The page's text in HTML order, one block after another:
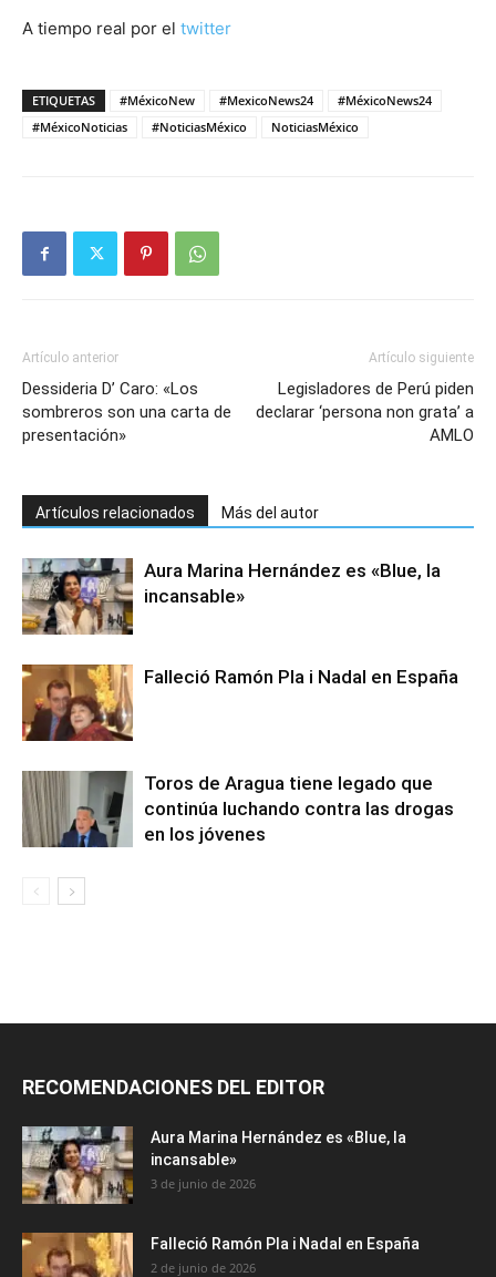
A tiempo real por el twitter
ETIQUETAS #MéxicoNew #MexicoNews24
#MéxicoNews24
#MéxicoNoticias
#NoticiasMéxico NoticiasMéxico
Artículo anterior
Dessideria D’ Caro: «Los
sombreros son una carta de
presentación»
Artículo siguiente
Legisladores de Perú piden
declarar ‘persona non grata’ a
AMLO
Artículos relacionados Más del autor
Aura Marina Hernández es «Blue, la
incansable»
Falleció Ramón Pla i Nadal en España
Toros de Aragua tiene legado que
continúa luchando contra las drogas
en los jóvenes
RECOMENDACIONES DEL EDITOR
Aura Marina Hernández es «Blue, la
incansable»
3 de junio de 2026
Falleció Ramón Pla i Nadal en España
2 de junio de 2026